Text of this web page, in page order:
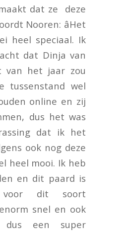
dat ze deze
Nooren: âHet
heel speciaal. Ik
dat Dinja van
van het jaar zou
tussenstand wel
online en zij
dus het was
dat ik het
ook nog deze
heel mooi. Ik heb
en dit paard is
voor dit soort
snel en ook
dus een super